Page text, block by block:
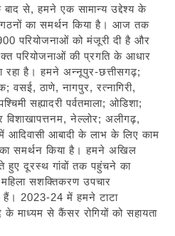
से, हमने एक सामान्य उद्देश्य के
का समर्थन किया है। आज तक
परियोजनाओं को मंजूरी दी है और
परियोजनाओं की प्रगति के आधार
रहा है। हमने अन्नूपुर-छत्तीसगढ़;
वसई, ठाणे, नागपुर, रत्नागिरी,
सह्यादरी पर्वतमाला; ओडिशा;
नेल्लोर; अलीगढ़,
में आदिवासी आबादी के लाभ के लिए काम
समर्थन किया है। हमने अखिल
हुए दूरस्थ गांवों तक पहुंचने का
सशक्तिकरण उपचार
हैं। 2023-24 में हमने टाटा
माध्यम से कैंसर रोगियों को सहायता